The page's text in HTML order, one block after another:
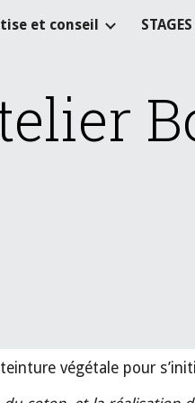
content
et conseil
végétale pour